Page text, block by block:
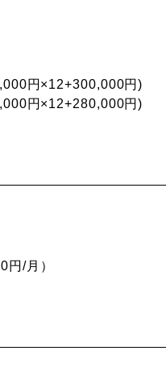
円×12+300,000円)
円×12+280,000円)
/月）